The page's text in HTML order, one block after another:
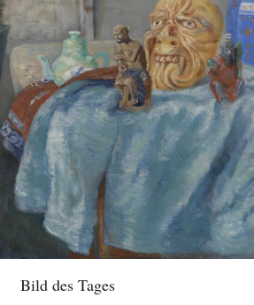
Bild des Tages